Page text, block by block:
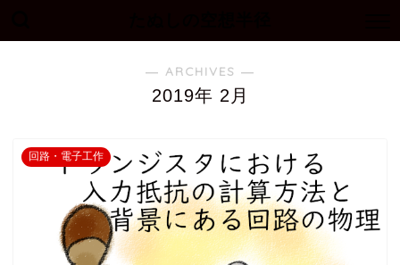
― ARCHIVES ―
2019年 2月
回路・電子工作